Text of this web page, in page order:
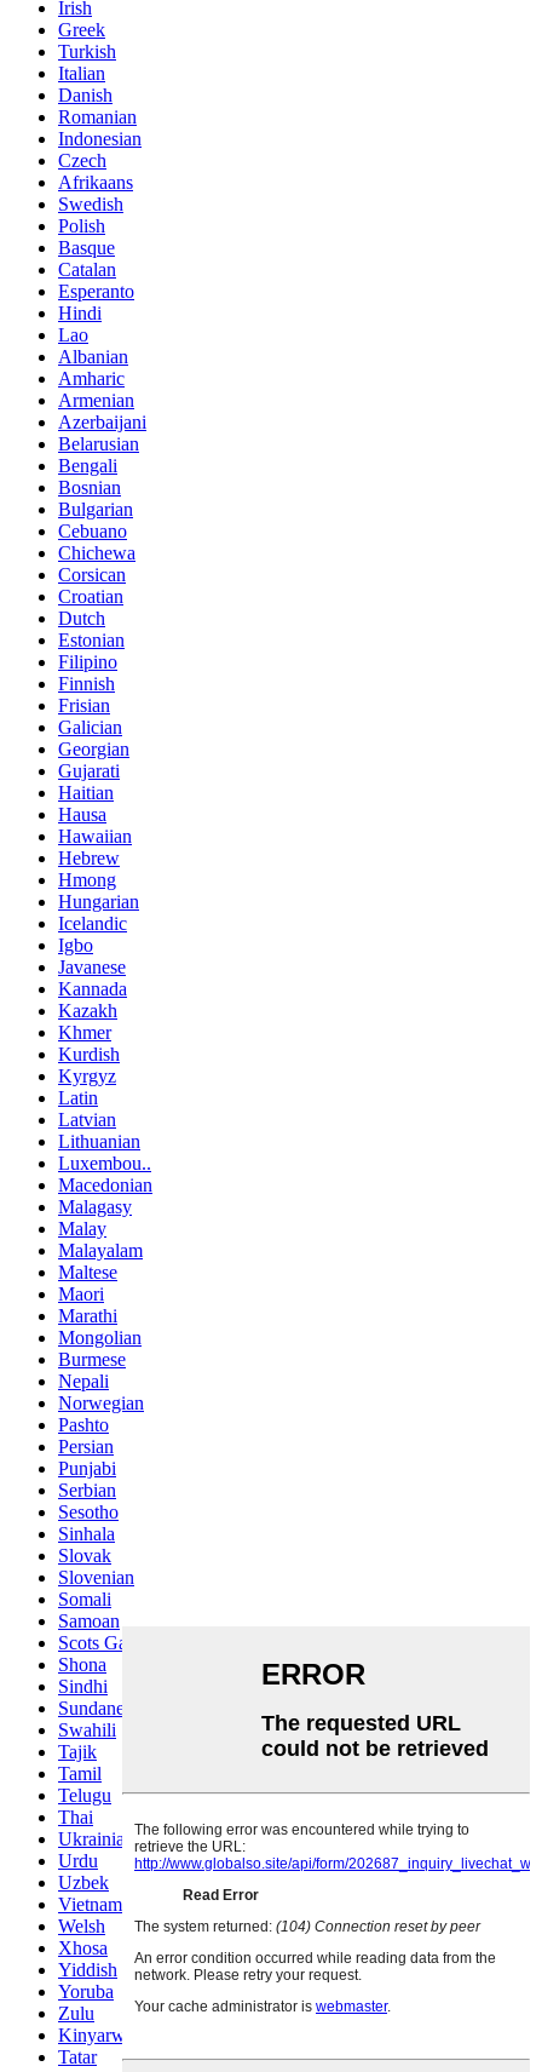
Irish
Greek
Turkish
Italian
Danish
Romanian
Indonesian
Czech
Afrikaans
Swedish
Polish
Basque
Catalan
Esperanto
Hindi
Lao
Albanian
Amharic
Armenian
Azerbaijani
Belarusian
Bengali
Bosnian
Bulgarian
Cebuano
Chichewa
Corsican
Croatian
Dutch
Estonian
Filipino
Finnish
Frisian
Galician
Georgian
Gujarati
Haitian
Hausa
Hawaiian
Hebrew
Hmong
Hungarian
Icelandic
Igbo
Javanese
Kannada
Kazakh
Khmer
Kurdish
Kyrgyz
Latin
Latvian
Lithuanian
Luxembou..
Macedonian
Malagasy
Malay
Malayalam
Maltese
Maori
Marathi
Mongolian
Burmese
Nepali
Norwegian
Pashto
Persian
Punjabi
Serbian
Sesotho
Sinhala
Slovak
Slovenian
Somali
Samoan
Scots Gaelic
Shona
Sindhi
Sundanese
Swahili
Tajik
Tamil
Telugu
Thai
Ukrainian
Urdu
Uzbek
Vietnamese
Welsh
Xhosa
Yiddish
Yoruba
Zulu
Kinyarwanda
Tatar